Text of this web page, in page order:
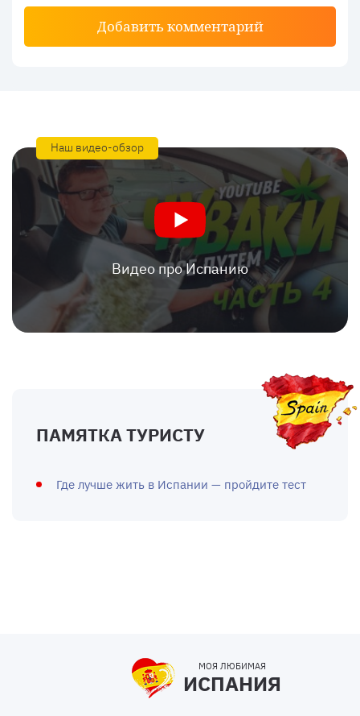
Добавить комментарий
Наш видео-обзор
Видео про Испанию
ПАМЯТКА ТУРИСТУ
Где лучше жить в Испании — пройдите тест
МОЯ ЛЮБИМАЯ
ИСПАНИЯ